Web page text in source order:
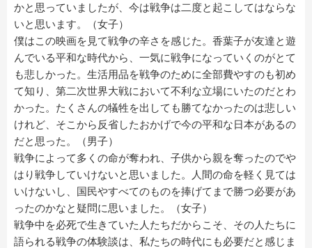
かと思っていましたが、今は戦争は二度と起こしてはならな
いと思います。（女子）
僕はこの映画を見て戦争の辛さを感じた。香葉子が友達と遊
んでいる平和な時代から、一気に戦争になっていくのがとて
も悲しかった。生活用品を戦争のために全部費やすのも初め
て知り、第二次世界大戦において不利な立場にいたのだとわ
かった。たくさんの犠牲を出しても勝てなかったのは悲しい
けれど、そこから反省したおかげで今の平和な日本があるの
だと思った。（男子）
戦争によって多くの命が奪われ、子供から親を奪ったのでや
はり戦争していけないと思いました。人間の命を軽く見ては
いけないし、国民やすべてのものを捧げてまで勝つ必要があ
ったのかなと疑問に思いました。（女子）
戦争中を必死で生きていた人たちだからこそ、その人たちに
語られる戦争の体験談は、私たちの時代にも必要だと感じま